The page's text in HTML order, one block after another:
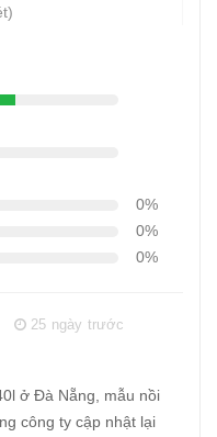
0%
0%
0%
25 ngày trước
ở Đà Nẵng, mẫu nồi
công ty cập nhật lại